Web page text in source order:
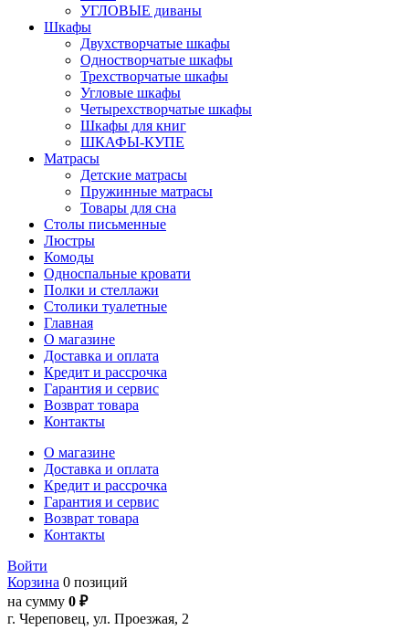
УГЛОВЫЕ диваны
Шкафы
Двухстворчатые шкафы
Одностворчатые шкафы
Трехстворчатые шкафы
Угловые шкафы
Четырехстворчатые шкафы
Шкафы для книг
ШКАФЫ-КУПЕ
Матрасы
Детские матрасы
Пружинные матрасы
Товары для сна
Столы письменные
Люстры
Комоды
Односпальные кровати
Полки и стеллажи
Столики туалетные
Главная
О магазине
Доставка и оплата
Кредит и рассрочка
Гарантия и сервис
Возврат товара
Контакты
О магазине
Доставка и оплата
Кредит и рассрочка
Гарантия и сервис
Возврат товара
Контакты
Войти
Корзина 0 позиций
на сумму 0 ₽
г. Череповец, ул. Проезжая, 2